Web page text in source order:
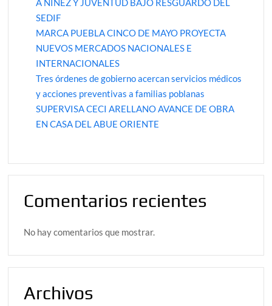
A NIÑEZ Y JUVENTUD BAJO RESGUARDO DEL
SEDIF
MARCA PUEBLA CINCO DE MAYO PROYECTA
NUEVOS MERCADOS NACIONALES E
INTERNACIONALES
Tres órdenes de gobierno acercan servicios médicos
y acciones preventivas a familias poblanas
SUPERVISA CECI ARELLANO AVANCE DE OBRA
EN CASA DEL ABUE ORIENTE
Comentarios recientes
No hay comentarios que mostrar.
Archivos